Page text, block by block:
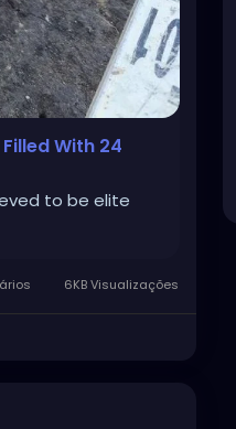
With 24
to be elite
6KB Visualizações